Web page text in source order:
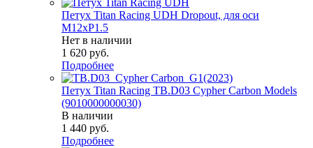
Петух Titan Racing UDH Dropout, для оси
М12хP1.5
Нет в наличии
1 620 руб.
Подробнее
Петух Titan Racing TB.D03 Cypher Carbon Models
(9010000000030)
В наличии
1 440 руб.
Подробнее